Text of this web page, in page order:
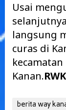
Usai
langsung
curas di
Kanan.
berita way